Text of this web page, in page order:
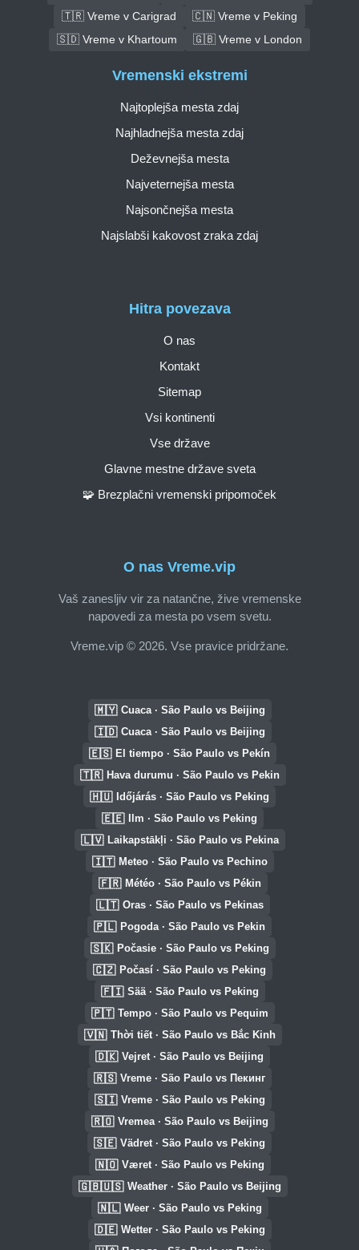
🇹🇷 Vreme v Carigrad
🇨🇳 Vreme v Peking
🇸🇩 Vreme v Khartoum
🇬🇧 Vreme v London
O nas Vreme.vip
Vaš zanesljiv vir za natančne, žive vremenske
napovedi za mesta po vsem svetu.
Vreme.vip © 2026. Vse pravice pridržane.
Hitra povezava
O nas
Kontakt
Sitemap
Vsi kontinenti
Vse države
Glavne mestne države sveta
🧩 Brezplačni vremenski pripomoček
Vremenski ekstremi
Najtoplejša mesta zdaj
Najhladnejša mesta zdaj
Deževnejša mesta
Najveternejša mesta
Najsončnejša mesta
Najslabši kakovost zraka zdaj
🇲🇾 Cuaca · São Paulo vs Beijing
🇮🇩 Cuaca · São Paulo vs Beijing
🇪🇸 El tiempo · São Paulo vs Pekín
🇹🇷 Hava durumu · São Paulo vs Pekin
🇭🇺 Időjárás · São Paulo vs Peking
🇪🇪 Ilm · São Paulo vs Peking
🇱🇻 Laikapstākļi · São Paulo vs Pekina
🇮🇹 Meteo · São Paulo vs Pechino
🇫🇷 Météo · São Paulo vs Pékin
🇱🇹 Oras · São Paulo vs Pekinas
🇵🇱 Pogoda · São Paulo vs Pekin
🇸🇰 Počasie · São Paulo vs Peking
🇨🇿 Počasí · São Paulo vs Peking
🇫🇮 Sää · São Paulo vs Peking
🇵🇹 Tempo · São Paulo vs Pequim
🇻🇳 Thời tiết · São Paulo vs Bắc Kinh
🇩🇰 Vejret · São Paulo vs Beijing
🇷🇸 Vreme · São Paulo vs Пекинг
🇸🇮 Vreme · São Paulo vs Peking
🇷🇴 Vremea · São Paulo vs Beijing
🇸🇪 Vädret · São Paulo vs Peking
🇳🇴 Været · São Paulo vs Peking
🇬🇧🇺🇸 Weather · São Paulo vs Beijing
🇳🇱 Weer · São Paulo vs Peking
🇩🇪 Wetter · São Paulo vs Peking